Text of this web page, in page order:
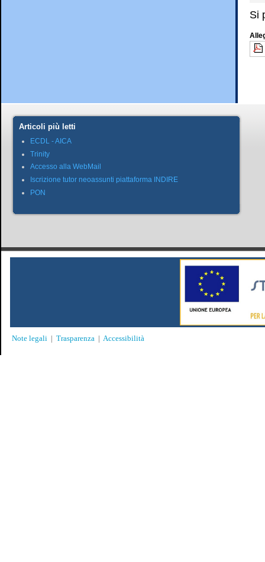
Si
Articoli più letti
ECDL - AICA
Trinity
Accesso alla WebMail
Iscrizione tutor neoassunti piattaforma INDIRE
PON
Note legali | Trasparenza | Accessibilità